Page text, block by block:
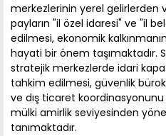
merkezlerinin yerel gelirlerden
payların "il özel idaresi" ve "il
edilmesi, ekonomik
hayati bir önem taşımaktadır.
stratejik merkezlerde idari
tahkim edilmesi, güvenlik
ve dış ticaret
mülki amirlik seviyesinden
tanımaktadır.